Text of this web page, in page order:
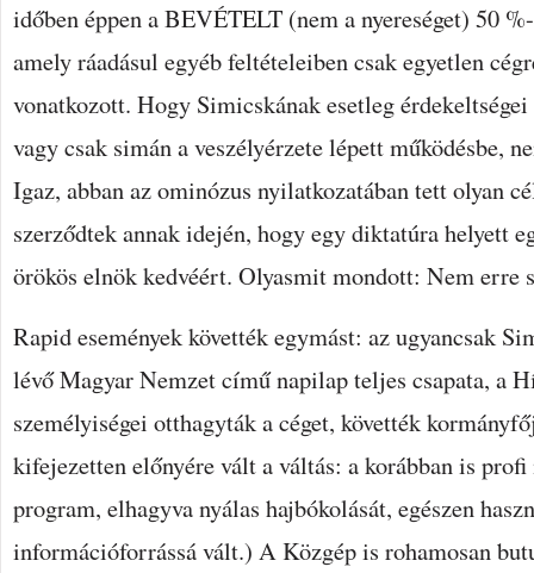
időben éppen a BEVÉTELT (nem a nyereséget) 50
amely ráadásul egyéb feltételeiben csak egyetlen
vonatkozott. Hogy Simicskának esetleg
vagy csak simán a veszélyérzete lépett működésbe,
Igaz, abban az ominózus nyilatkozatában tett olyan
szerződtek annak idején, hogy egy diktatúra helyett
örökös elnök kedvéért. Olyasmit mondott: Nem
Rapid események követték egymást: az ugyancsak
lévő Magyar Nemzet című napilap teljes csapata, a
személyiségei otthagyták a céget, követték
kifejezetten előnyére vált a váltás: a korábban is
program, elhagyva nyálas hajbókolását, egészen
információforrássá vált.) A Közgép is rohamosan